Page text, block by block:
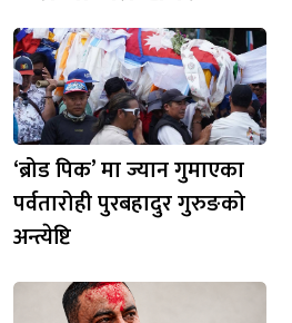
‘ब्रोड पिक’ मा ज्यान गुमाएका
पर्वतारोही पुरबहादुर गुरुङको
अन्त्येष्टि